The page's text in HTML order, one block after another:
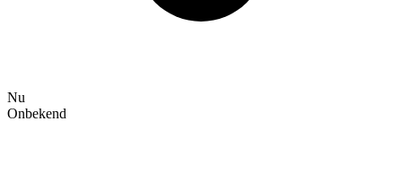
Nu
Onbekend